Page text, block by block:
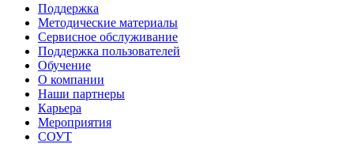
Поддержка
Методические материалы
Сервисное обслуживание
Поддержка пользователей
Обучение
О компании
Наши партнеры
Карьера
Мероприятия
СОУТ